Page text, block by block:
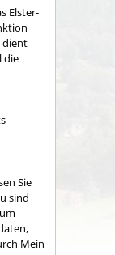
Elster-
dient
die
Sie
sind
Mein